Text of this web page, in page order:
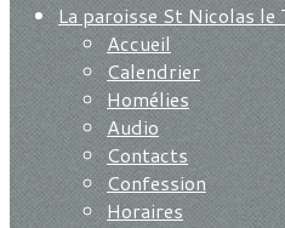
La paroisse St Nicolas
Accueil
Calendrier
Homélies
Audio
Contacts
Confession
Horaires